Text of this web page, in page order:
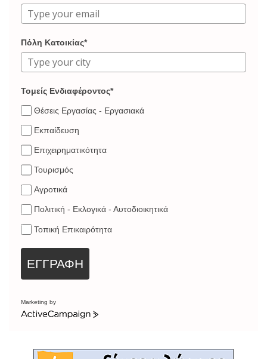
Πόλη Κατοικίας*
Τομείς Ενδιαφέροντος*
Θέσεις Εργασίας - Εργασιακά
Εκπαίδευση
Επιχειρηματικότητα
Τουρισμός
Αγροτικά
Πολιτική - Εκλογικά - Αυτοδιοικητικά
Τοπική Επικαιρότητα
ΕΓΓΡΑΦΗ
Marketing by